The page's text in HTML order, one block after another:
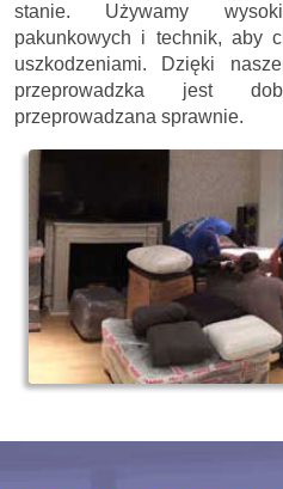
stanie. Używamy
pakunkowych i technik, aby
uszkodzeniami. Dzięki
przeprowadzka jest
przeprowadzana sprawnie.